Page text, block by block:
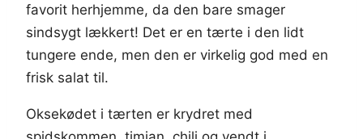
favorit herhjemme, da den bare smager
sindsygt lækkert! Det er en tærte i den lidt
tungere ende, men den er virkelig god med en
frisk salat til.
Oksekødet i tærten er krydret med